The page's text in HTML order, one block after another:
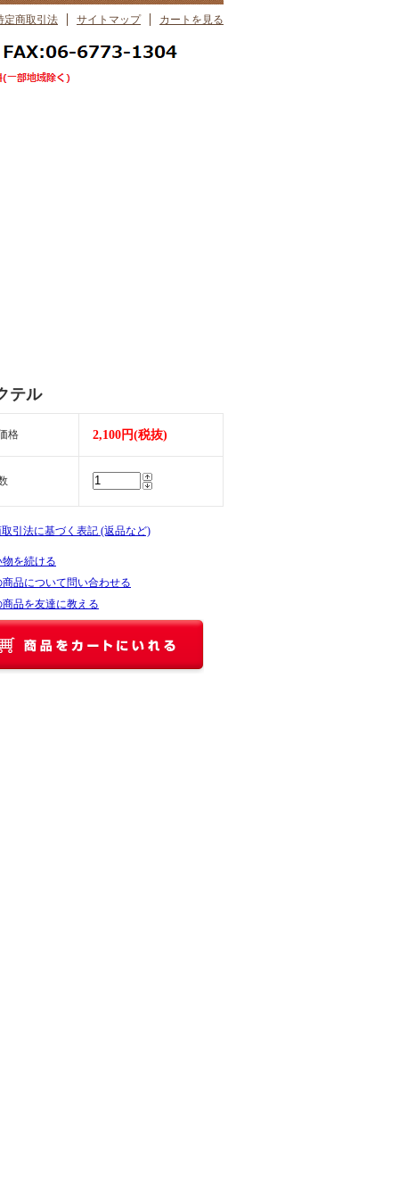
定商取引法 サイトマップ
カートを見る
テル
格 2,100円(税抜)
引法に基づく表記 (返品など)
物を続ける
商品について問い合わせる
商品を友達に教える